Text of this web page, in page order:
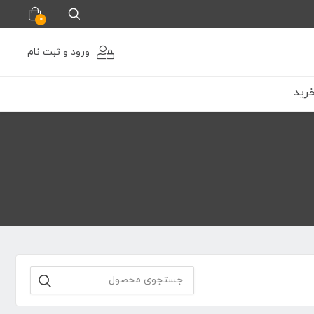
0
ورود و ثبت نام
جستجو
برای: